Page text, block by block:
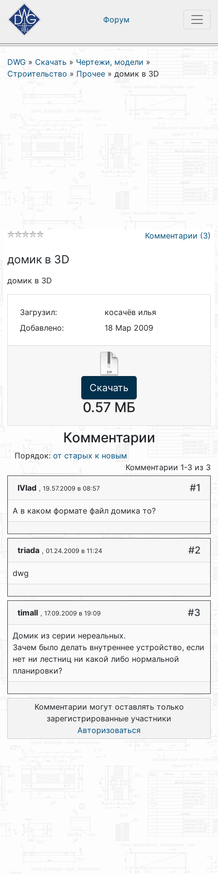
Форум
DWG » Скачать » Чертежи, модели »
Строительство » Прочее » домик в 3D
Комментарии (3)
домик в 3D
домик в 3D
Загрузил:
косачёв илья
Добавлено:
18 Мар 2009
Скачать
0.57 МБ
Комментарии
Порядок: от старых к новым
Комментарии 1-3 из 3
IVlad , 19.57.2009 в 08:57 #1
А в каком формате файл домика то?
triada , 01.24.2009 в 11:24 #2
dwg
timall , 17.09.2009 в 19:09 #3
Домик из серии нереальных.
Зачем было делать внутреннее устройство, если
нет ни лестниц ни какой либо нормальной
планировки?
Комментарии могут оставлять только
зарегистрированные участники
Авторизоваться